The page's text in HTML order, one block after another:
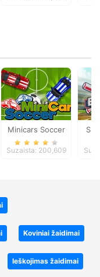
Golf
Minicars Soccer
Suzaista: 200,609
Koviniai žaidimai
Ieškojimas žaidimai